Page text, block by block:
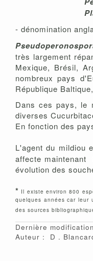
- dénomination
très largement
Mexique, Brésil,
nombreux pays
République
Dans ces pays, le
diverses
En fonction des
L'agent du mildiou
affecte maintenant
évolution des
* Il existe environ 800
quelques années car leur
des sources
Dernière
Auteur :
D